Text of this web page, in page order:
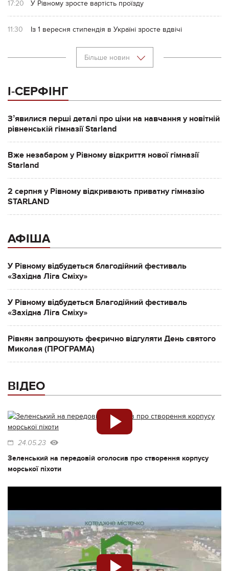
17:20 У Рівному зросте вартість проїзду
11:30 Із 1 вересня стипендія в Україні зросте вдвічі
Більше новин
І-СЕРФІНГ
Зʼявилися перші деталі про ціни на навчання у новітній
рівненській гімназії Starland
Вже незабаром у Рівному відкриття нової гімназії
Starland
2 серпня у Рівному відкривають приватну гімназію
STARLAND
АФІША
У Рівному відбудеться благодійний фестиваль
«Західна Ліга Сміху»
У Рівному відбудеться Благодійний фестиваль
«Західна Ліга Сміху»
Рівнян запрошують феєрично відгуляти День святого
Миколая (ПРОГРАМА)
ВІДЕО
24.05.23
Зеленський на передовій оголосив про створення корпусу
морської піхоти